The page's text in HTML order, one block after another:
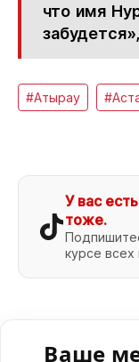
что имя
#Атырау
У вас
тоже.
курсе
Ваше